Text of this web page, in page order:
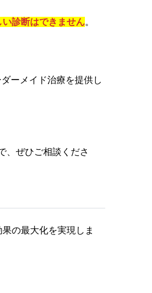
診断はできません。
ーメイド治療を提供し
、ぜひご相談くださ
の最大化を実現しま